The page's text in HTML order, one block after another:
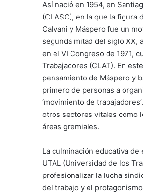
Así nació en 1954, en
(CLASC), en la que la figura
Calvani y Máspero fue un
segunda mitad del siglo XX,
en el VI Congreso de 1971,
Trabajadores (CLAT). En
pensamiento de Máspero y
primero de personas a
‘movimiento de
otros sectores vitales como
áreas gremiales.
La culminación educativa
UTAL (Universidad de los
profesionalizar la lucha
del trabajo y el